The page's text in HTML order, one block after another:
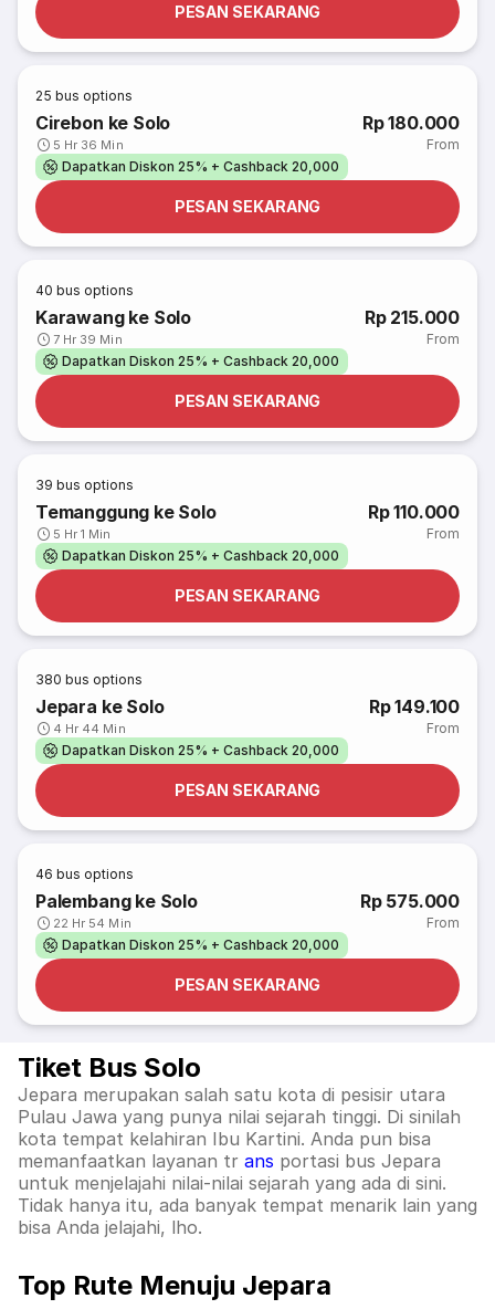
PESAN SEKARANG
25 bus options
Cirebon ke Solo
5 Hr 36 Min
Rp 180.000
From
Dapatkan Diskon 25% + Cashback 20,000
PESAN SEKARANG
40 bus options
Karawang ke Solo
7 Hr 39 Min
Rp 215.000
From
Dapatkan Diskon 25% + Cashback 20,000
PESAN SEKARANG
39 bus options
Temanggung ke Solo
5 Hr 1 Min
Rp 110.000
From
Dapatkan Diskon 25% + Cashback 20,000
PESAN SEKARANG
380 bus options
Jepara ke Solo
4 Hr 44 Min
Rp 149.100
From
Dapatkan Diskon 25% + Cashback 20,000
PESAN SEKARANG
46 bus options
Palembang ke Solo
22 Hr 54 Min
Rp 575.000
From
Dapatkan Diskon 25% + Cashback 20,000
PESAN SEKARANG
Tiket Bus Solo
Jepara merupakan salah satu kota di pesisir utara
Pulau Jawa yang punya nilai sejarah tinggi. Di sinilah
kota tempat kelahiran Ibu Kartini. Anda pun bisa
memanfaatkan layanan tr ans portasi bus Jepara
untuk menjelajahi nilai-nilai sejarah yang ada di sini.
Tidak hanya itu, ada banyak tempat menarik lain yang
bisa Anda jelajahi, lho.
Top Rute Menuju Jepara